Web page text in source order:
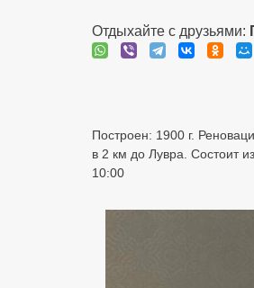
Отдыхайте с друзьями:
Построен: 1900 г.
в 2 км до Лувра. Состоит
10:00